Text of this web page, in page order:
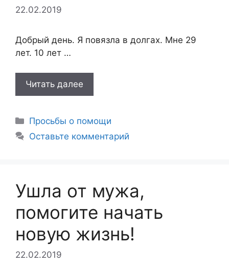
22.02.2019
Добрый день. Я повязла в долгах. Мне 29
лет. 10 лет …
Читать далее
Рубрики
Просьбы о помощи
Оставьте комментарий
Ушла от мужа,
помогите начать
новую жизнь!
22.02.2019